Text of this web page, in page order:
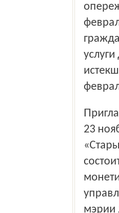
23
мэрии